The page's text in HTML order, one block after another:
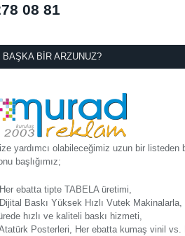
08 81
BAŞKA BIR ARZUNUZ?
yardımcı olabileceğimiz uzun bir listeden
başlığımız;
ebatta tipte TABELA üretimi,
Baskı Yüksek Hızlı Vutek Makinalarla,
hızlı ve kaliteli baskı hizmeti,
Posterleri, Her ebatta kumaş vinil vs.